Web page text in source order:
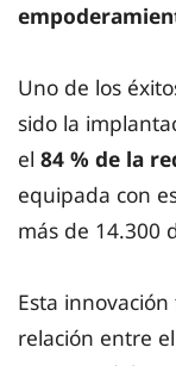
Uno de los
sido la
el 84 % de la
equipada con
más de 14.300
Esta
relación entre